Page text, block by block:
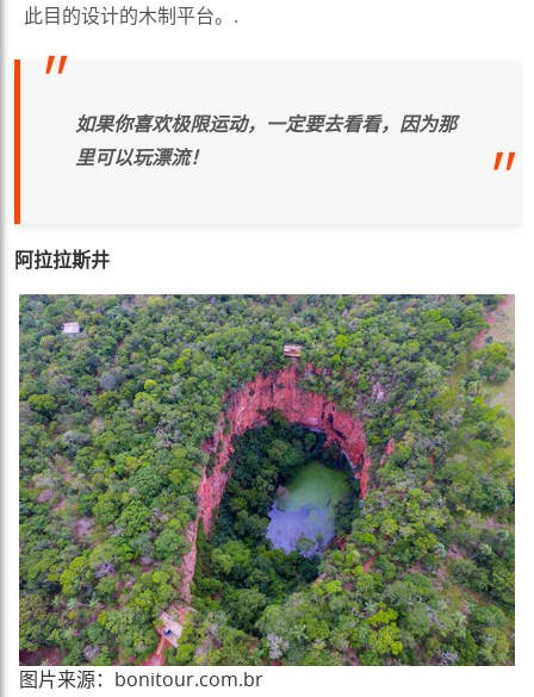
此目的设计的木制平台。.
如果你喜欢极限运动，一定要去看看，因为那
里可以玩漂流！
阿拉拉斯井
图片来源：bonitour.com.br